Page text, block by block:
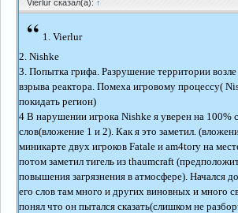
Vierlur сказал(а): ↑
“ 1. Vierlur
2. Nishke
3. Попытка грифа. Разрушение территории
взрыва реактора. Помеха игровому процессу(
покидать регион)
4 В нарушении игрока Nishke я уверен на 100%
слов(вложение 1 и 2). Как я это заметил.
миникарте двух игроков Fatale и am4tory на
потом заметил тигель из thaumcraft
повышения загрязнения в атмосфере). Начался
его слов там много и других виновных и много
понял что он пытался сказать(слишком не